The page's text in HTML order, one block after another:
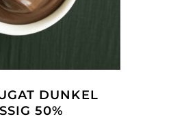
DUNKEL
50%